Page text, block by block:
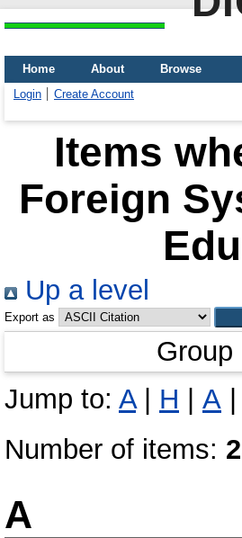
Home About
Browse
Login
Create Account
Items
Foreign
Up a level
Export as
Group
Jump to: A| H А
Number of items:
A